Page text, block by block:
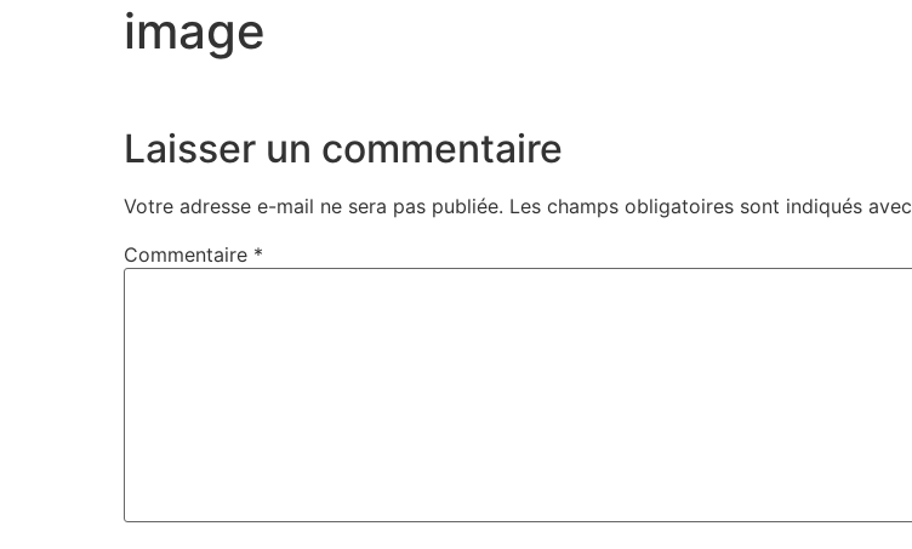
image
Laisser un commentaire
Votre adresse e-mail ne sera pas publiée. Les champs obligatoires sont indiqués avec
Commentaire *